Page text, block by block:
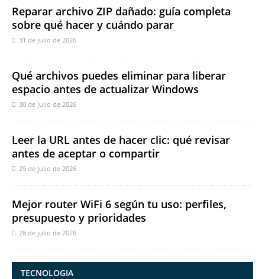
Reparar archivo ZIP dañado: guía completa
sobre qué hacer y cuándo parar
31 de julio de 2026
Qué archivos puedes eliminar para liberar
espacio antes de actualizar Windows
30 de julio de 2026
Leer la URL antes de hacer clic: qué revisar
antes de aceptar o compartir
29 de julio de 2026
Mejor router WiFi 6 según tu uso: perfiles,
presupuesto y prioridades
28 de julio de 2026
TECNOLOGIA